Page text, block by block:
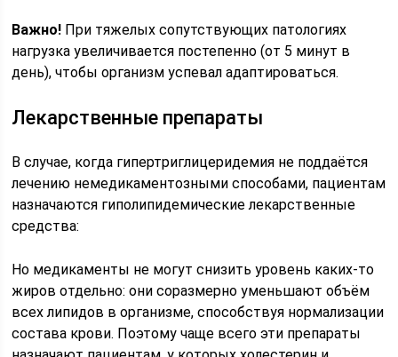
Важно! При тяжелых сопутствующих патологиях
нагрузка увеличивается постепенно (от 5 минут в
день), чтобы организм успевал адаптироваться.
Лекарственные препараты
В случае, когда гипертриглицеридемия не поддаётся
лечению немедикаментозными способами, пациентам
назначаются гиполипидемические лекарственные
средства:
Но медикаменты не могут снизить уровень каких-то
жиров отдельно: они соразмерно уменьшают объём
всех липидов в организме, способствуя нормализации
состава крови. Поэтому чаще всего эти препараты